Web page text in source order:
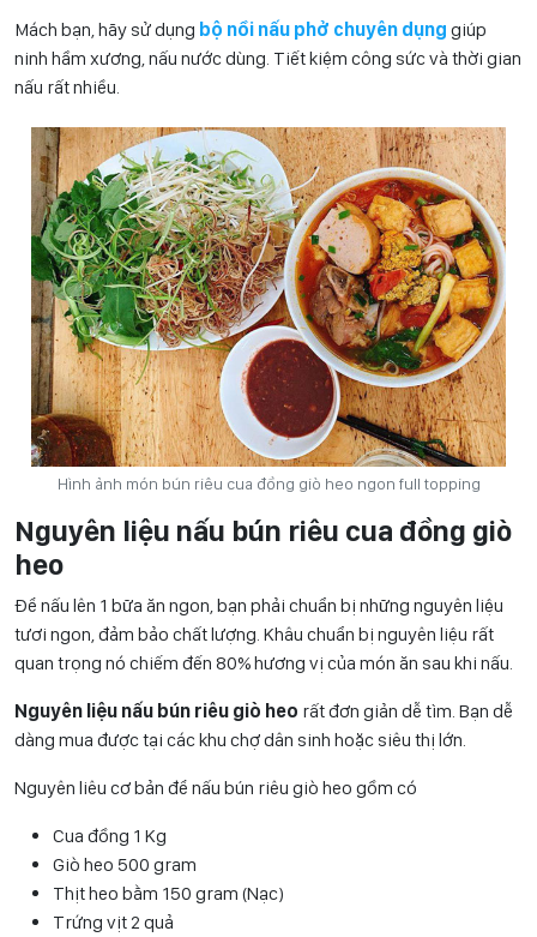
Mách bạn, hãy sử dụng bộ nồi nấu phở chuyên dụng giúp
ninh hầm xương, nấu nước dùng. Tiết kiệm công sức và thời gian
nấu rất nhiều.
Hình ảnh món bún riêu cua đồng giò heo ngon full topping
Nguyên liệu nấu bún riêu cua đồng giò
heo
Để nấu lên 1 bữa ăn ngon, bạn phải chuẩn bị những nguyên liệu
tươi ngon, đảm bảo chất lượng. Khâu chuẩn bị nguyên liệu rất
quan trọng nó chiếm đến 80% hương vị của món ăn sau khi nấu.
Nguyên liệu nấu bún riêu giò heo rất đơn giản dễ tìm. Bạn dễ
dàng mua được tại các khu chợ dân sinh hoặc siêu thị lớn.
Nguyên liêu cơ bản để nấu bún riêu giò heo gồm có
Cua đồng 1 Kg
Giò heo 500 gram
Thịt heo bằm 150 gram (Nạc)
Trứng vịt 2 quả